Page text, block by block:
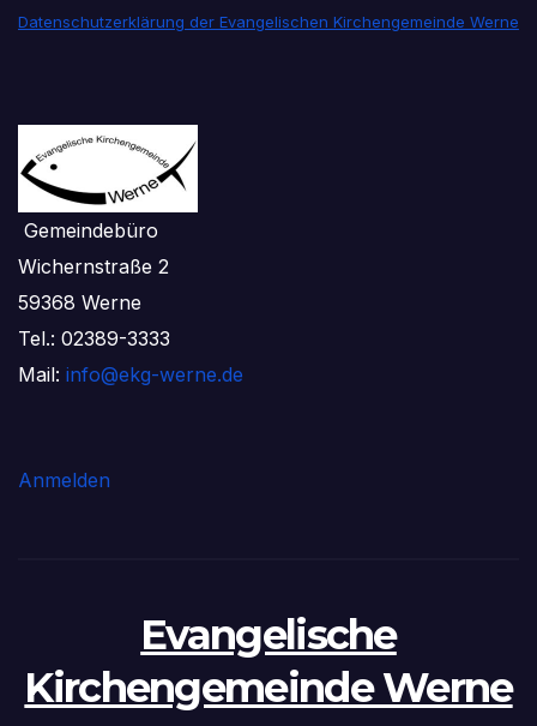
Datenschutzerklärung der Evangelischen Kirchengemeinde Werne
Gemeindebüro
Wichernstraße 2
59368 Werne
Tel.: 02389-3333
Mail: info@ekg-werne.de
Anmelden
Evangelische
Kirchengemeinde Werne